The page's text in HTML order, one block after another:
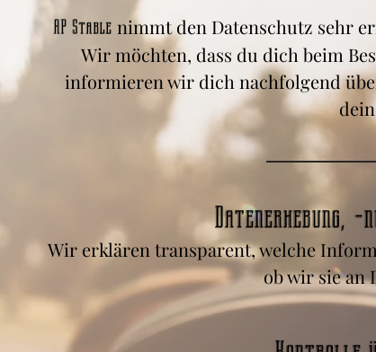
AP Stable nimmt den Datenschutz sehr
Wir möchten, dass du dich beim
informieren wir dich nachfolgend
Datenerhebung, -
Wir erklären transparent, welche
ob wir sie an